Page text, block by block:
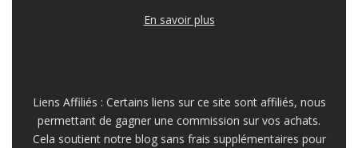
En savoir plus
Liens Affiliés : Certains liens sur ce site sont affiliés, nous
permettant de gagner une commission sur vos achats.
Cela soutient notre blog sans frais supplémentaires pour